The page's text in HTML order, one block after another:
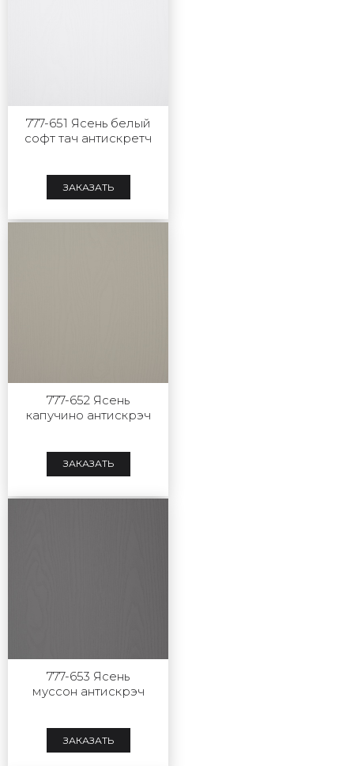
777-651 Ясень белый
софт тач антискретч
ЗАКАЗАТЬ
777-652 Ясень
капучино антискрэч
ЗАКАЗАТЬ
777-653 Ясень
муссон антискрэч
ЗАКАЗАТЬ